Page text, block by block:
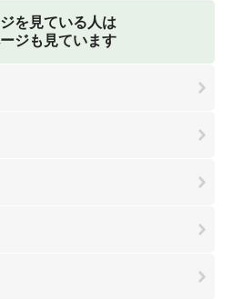
を見ている人は
ジも見ています